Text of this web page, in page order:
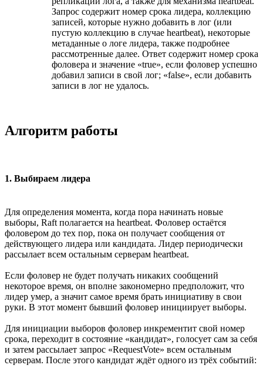
Запрос содержит номер срока лидера, коллекцию
записей, которые нужно добавить в лог (или
пустую коллекцию в случае heartbeat), некоторые
метаданные о логе лидера, также подробнее
рассмотренные далее. Ответ содержит номер срока
фоловера и значение «true», если фоловер успешно
добавил записи в свой лог; «false», если добавить
записи в лог не удалось.
Алгоритм работы
1. Выбираем лидера
Для определения момента, когда пора начинать новые
выборы, Raft полагается на heartbeat. Фоловер остаётся
фоловером до тех пор, пока он получает сообщения от
действующего лидера или кандидата. Лидер периодически
рассылает всем остальным серверам heartbeat.
Если фоловер не будет получать никаких сообщений
некоторое время, он вполне закономерно предположит, что
лидер умер, а значит самое время брать инициативу в свои
руки. В этот момент бывший фоловер инициирует выборы.
Для инициации выборов фоловер инкрементит свой номер
срока, переходит в состояние «кандидат», голосует сам за себя
и затем рассылает запрос «RequestVote» всем остальным
серверам. После этого кандидат ждёт одного из трёх событий: